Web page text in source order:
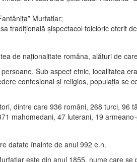
Murfatlar;
tradiţională şispectacol folcloric oferit
de naţionalitate româna, alături de
Sub aspect etnic, localitatea
confesional şi religios, populaţia se
dintre care 936 români, 268 turci, 96
mahomedani, 47 luterani, 19
datate înainte de anul 992 e.n.
este din anul 1855, nume care